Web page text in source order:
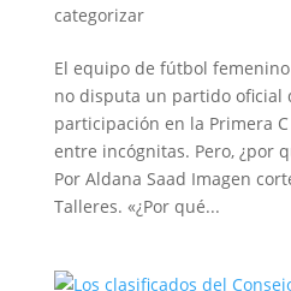
categorizar
El equipo de fútbol
no disputa un partido oficial
participación en la Primera
entre incógnitas. Pero, ¿por
Por Aldana Saad Imagen
Talleres. «¿Por qué...